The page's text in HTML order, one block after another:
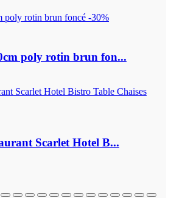
-30%
poly rotin brun fon...
Scarlet Hotel B...